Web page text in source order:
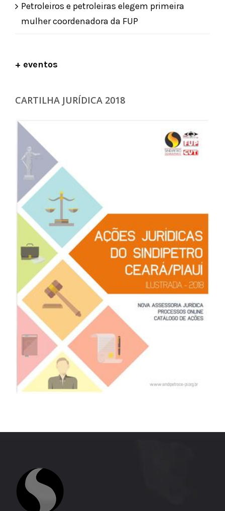
Petroleiros e petroleiras elegem primeira
mulher coordenadora da FUP
+ eventos
CARTILHA JURÍDICA 2018